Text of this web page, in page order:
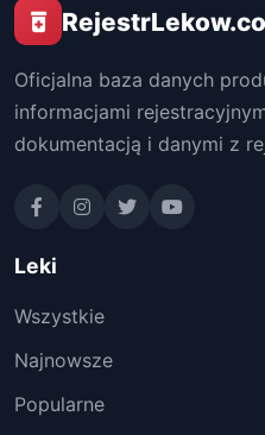
Oficjalna baza danych
informacjami
dokumentacją i danymi z
Leki
Wszystkie
Najnowsze
Popularne